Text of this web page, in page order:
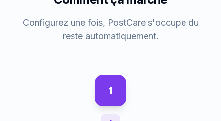
Configurez une fois, PostCare s'occupe du
reste automatiquement.
1